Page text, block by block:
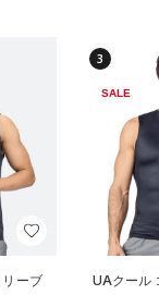
ーブ
3
SALE
UAクール